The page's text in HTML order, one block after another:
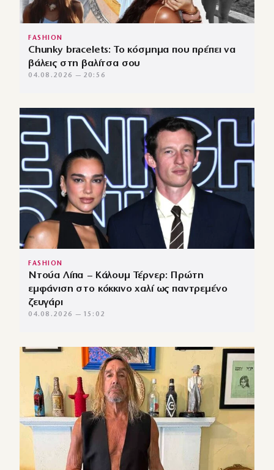
FASHION
Chunky bracelets: Το κόσμημα που πρέπει να
βάλεις στη βαλίτσα σου
04.08.2026 — 20:56
FASHION
Ντούα Λίπα – Κάλουμ Τέρνερ: Πρώτη
εμφάνιση στο κόκκινο χαλί ως παντρεμένο
ζευγάρι
04.08.2026 — 15:02